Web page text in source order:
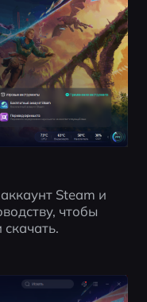
Steam и
чтобы